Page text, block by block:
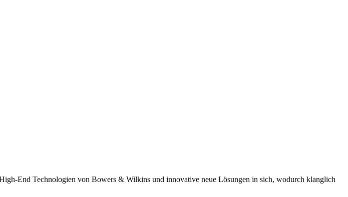
End Technologien von Bowers & Wilkins und innovative neue Lösungen in sich, wodurch klanglich